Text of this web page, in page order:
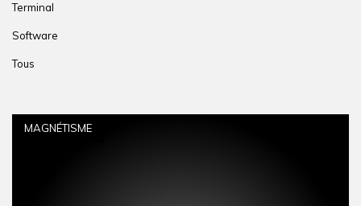
Terminal
Software
Tous
MAGNÉTISME